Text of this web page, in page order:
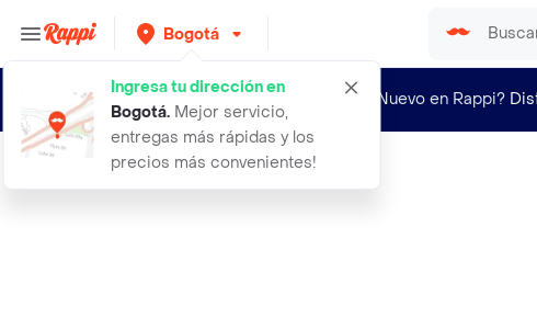
Bogotá
Ingresa tu dirección en
Bogotá. Mejor servicio,
entregas más rápidas y los
precios más convenientes!
¿Nuevo en Rappi?
1 tintura iris frio neon verde 22 r